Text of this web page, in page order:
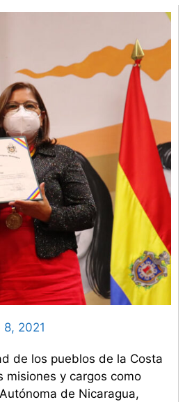
2021
de los pueblos de la Costa
misiones y cargos como
de Nicaragua,